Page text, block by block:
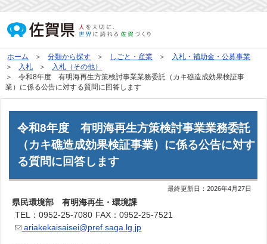
ホーム 分類から探す しごと・産業
入札・補助金・公募事業
入札
入札（その他）
令和8年度 有明海再生方策検討事業業務委託（カキ礁造成効果検証事
業）に係る公告に対する質問に回答します
令和8年度 有明海再生方策検討事業業務委託
（カキ礁造成効果検証事業）に係る公告に対す
る質問に回答します
最終更新日：2026年4月27日
県民環境部 有明海再生・環境課
TEL：0952-25-7080 FAX：0952-25-7521
ariakekaisaisei@pref.saga.lg.jp